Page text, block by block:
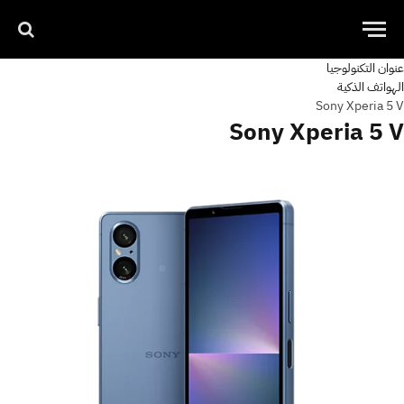
عنوان التكنولوجيا
الهواتف الذكية
Sony Xperia 5 V
Sony Xperia 5 V